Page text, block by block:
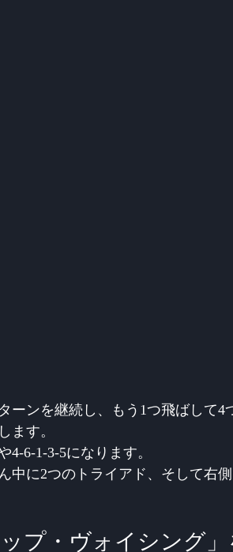
ーンを継続し、もう1つ飛ばして4
ます。
4-6-1-3-5になります。
中に2つのトライアド、そして右
プ・ヴォイシング」